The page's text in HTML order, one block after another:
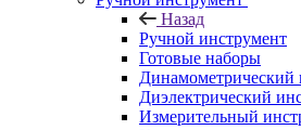
Назад
Ручной инструмент
Готовые наборы
Динамометрический
Диэлектрический
Измерительный